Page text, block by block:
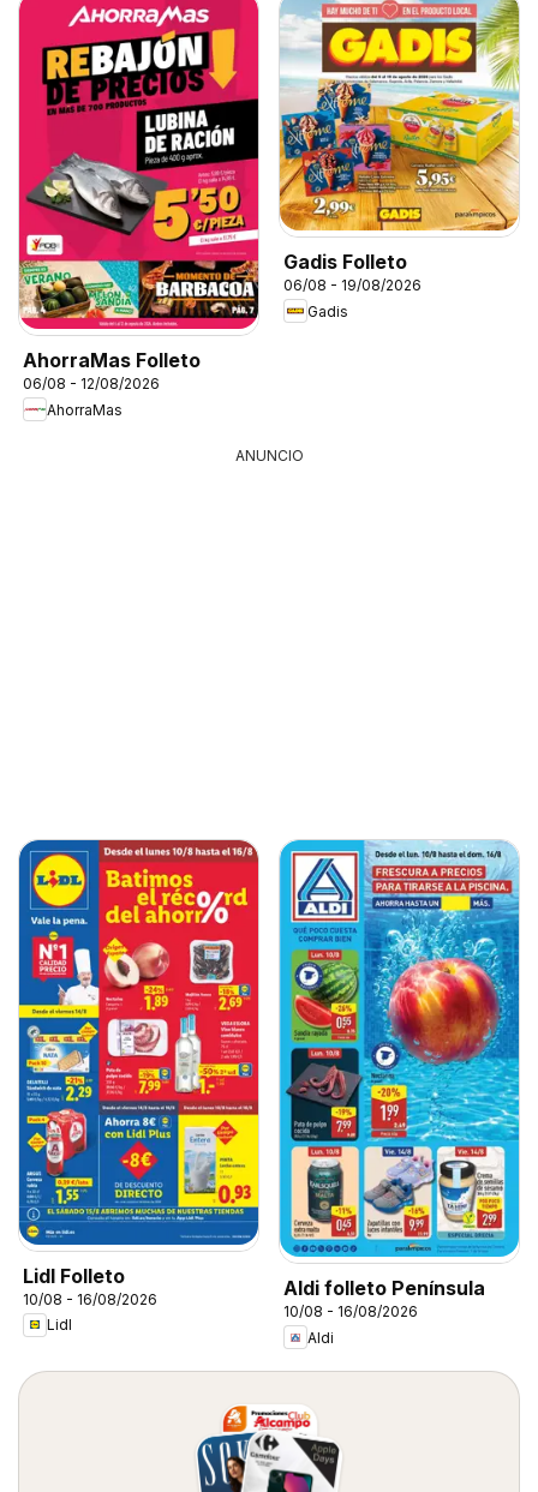
AhorraMas Folleto
06/08 - 12/08/2026
AhorraMas
Gadis Folleto
06/08 - 19/08/2026
Gadis
ANUNCIO
Lidl Folleto
10/08 - 16/08/2026
Lidl
Aldi folleto Península
10/08 - 16/08/2026
Aldi